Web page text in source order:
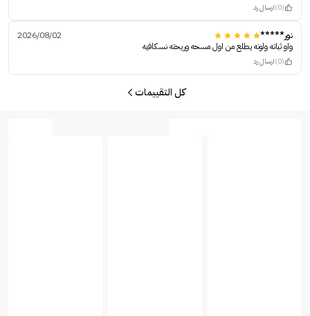
(0) ارسال رد
نور*****
2026/08/02
واو ثباته ولونه يطلع من اول مسحه وريحته نسكافيه
(0) ارسال رد
كل التقييمات